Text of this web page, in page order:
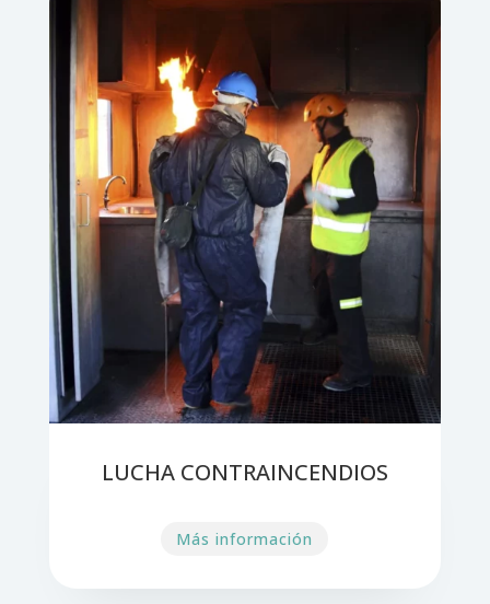
LUCHA CONTRAINCENDIOS
Más información